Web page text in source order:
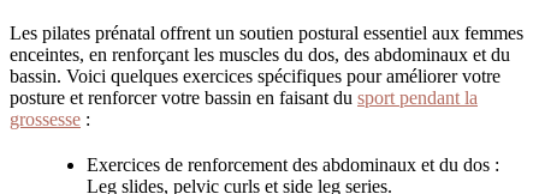
Les pilates prénatal offrent un soutien postural essentiel aux femmes
enceintes, en renforçant les muscles du dos, des abdominaux et du
bassin. Voici quelques exercices spécifiques pour améliorer votre
posture et renforcer votre bassin en faisant du sport pendant la
grossesse :
Exercices de renforcement des abdominaux et du dos :
Leg slides, pelvic curls et side leg series.